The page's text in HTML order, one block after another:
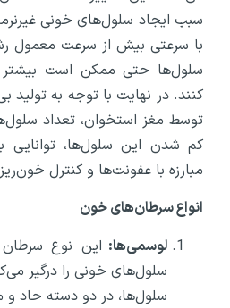
سبب ایجاد سلول‌های خونی
با سرعتی بیش از سرعت معمول
سلول‌ها حتی ممکن است بیشتر
کنند. در نهایت با توجه به تولید
توسط مغز استخوان، تعداد
کم شدن این سلول‌ها، توانایی
مبارزه با عفونت‌ها و کنترل
انواع سرطان‌های خون
لوسمی‌ها:این نوع سرطان
سلول‌های خونی را درگیر
سلول‌ها، در دو دسته حاد